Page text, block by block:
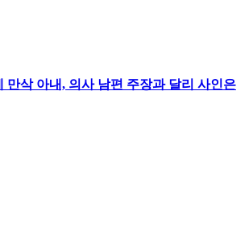
만삭 아내, 의사 남편 주장과 달리 사인은